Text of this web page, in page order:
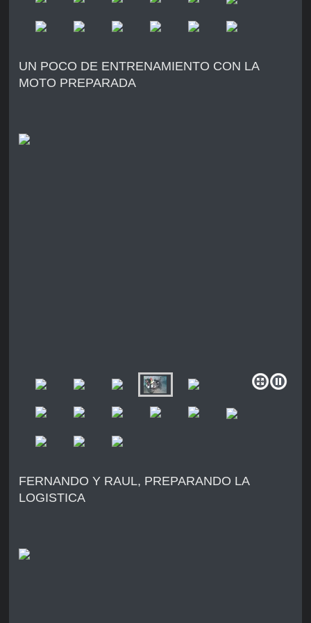
UN POCO DE ENTRENAMIENTO CON LA
MOTO PREPARADA
FERNANDO Y RAUL, PREPARANDO LA
LOGISTICA